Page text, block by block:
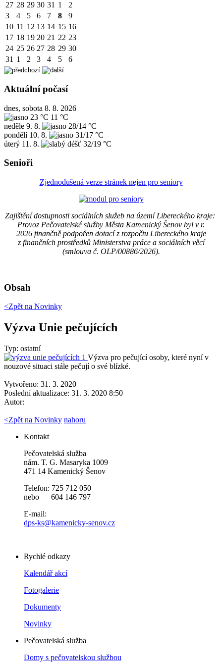
27 28 29 30 31 1
2
3
4 5 6 7 8
9
10 11 12 13 14 15 16
17 18 19 20 21 22 23
24 25 26 27 28 29 30
31 1 2 3 4 5 6
Aktuální počasí
dnes, sobota 8. 8. 2026
23 °C 11 °C
neděle 9. 8.
28/14 °C
pondělí 10. 8.
31/17 °C
úterý 11. 8. 32/19 °C
Senioři
Zjednodušená verze stránek nejen pro seniory
Zajištění dostupnosti sociálních služeb na území Libereckého kraje:
Provoz Pečovatelské služby Města Kamenický Šenov byl v r.
2026 finančně podpořen dotací z rozpočtu Libereckého kraje
z finančních prostředků Ministerstva práce a sociálních věcí
(smlouva č. OLP/00886/2026).
Obsah
<Zpět na Novinky
Výzva Unie pečujících
Typ: ostatní
Výzva pro pečující osoby, které nyní v
nouzové situaci stále pečují o své blízké.
Vytvořeno: 31. 3. 2020
Poslední aktualizace: 31. 3. 2020 8:50
Autor:
<Zpět na Novinky nahoru
Kontakt
Pečovatelská služba
nám. T. G. Masaryka 1009
471 14 Kamenický Šenov
Telefon: 725 712 050
nebo 604 146 797
E-mail:
dps-ks@kamenicky-senov.cz
Rychlé odkazy
Kalendář akcí
Fotogalerie
Dokumenty
Novinky
Pečovatelská služba
Domy s pečovatelskou službou